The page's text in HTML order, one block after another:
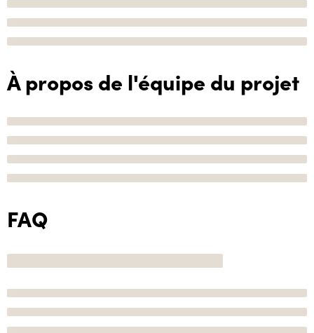
À propos de l'équipe du projet
FAQ